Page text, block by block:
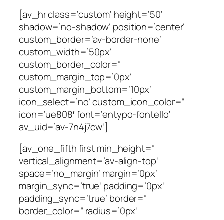
[av_hr class=’custom‘ height=’50‘
shadow=’no-shadow‘ position=’center‘
custom_border=’av-border-none‘
custom_width=’50px‘
custom_border_color=“
custom_margin_top=’0px‘
custom_margin_bottom=’10px‘
icon_select=’no‘ custom_icon_color=“
icon=’ue808′ font=’entypo-fontello‘
av_uid=’av-7n4j7cw‘]
[av_one_fifth first min_height=“
vertical_alignment=’av-align-top‘
space=’no_margin‘ margin=’0px‘
margin_sync=’true‘ padding=’0px‘
padding_sync=’true‘ border=“
border_color=“ radius=’0px‘